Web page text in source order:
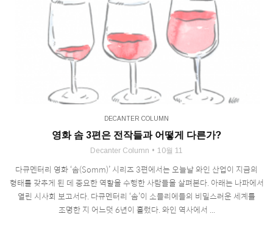
DECANTER COLUMN
영화 솜 3편은 전작들과 어떻게 다른가?
Decanter Column 10월 11
다큐멘터리 영화 ‘솜(Somm)’ 시리즈 3편에서는 오늘날 와인 산업이 지금의
형태를 갖추게 된 데 중요한 역할을 수행한 사람들을 살펴본다. 아래는 나파에서
열린 시사회 보고서다. 다큐멘터리 ‘솜’이 소믈리에들의 비밀스러운 세계를
조명한 지 어느덧 6년이 흘렀다. 와인 역사에서 ...